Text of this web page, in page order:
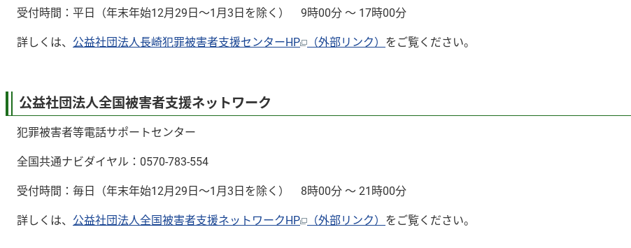
受付時間：平日（年末年始12月29日～1月3日を除く） 9時00分 ～ 17時00分
詳しくは、 公益社団法人長崎犯罪被害者支援センターHP （外部リンク） をご覧ください。
公益社団法人全国被害者支援ネットワーク
犯罪被害者等電話サポートセンター
全国共通ナビダイヤル：0570-783-554
受付時間：毎日（年末年始12月29日～1月3日を除く） 8時00分 ～ 21時00分
詳しくは、 公益社団法人全国被害者支援ネットワークHP （外部リンク） をご覧ください。